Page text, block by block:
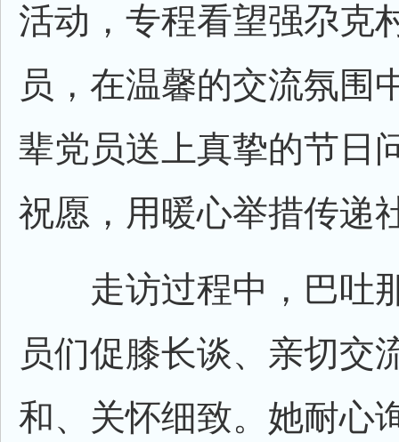
活动，专程看望强尕克
员，在温馨的交流氛围
辈党员送上真挚的节日
祝愿，用暖心举措传递
走访过程中，巴吐
员们促膝长谈、亲切交
和、关怀细致。她耐心